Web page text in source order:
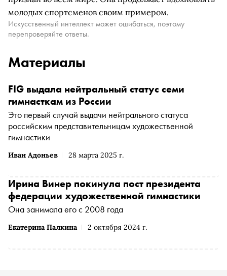
молодых спортсменов своим примером.
Искусственный интеллект может ошибаться, поэтому
перепроверяйте ответы.
Материалы
Иван Адоньев 28 марта 2025 г.
FIG выдала нейтральный статус семи
гимнасткам из России
Это первый случай выдачи нейтрального статуса
российским представительницам художественной
гимнастики
Екатерина Палкина 2 октября 2024 г.
Ирина Винер покинула пост президента
федерации художественной гимнастики
Она занимала его с 2008 года